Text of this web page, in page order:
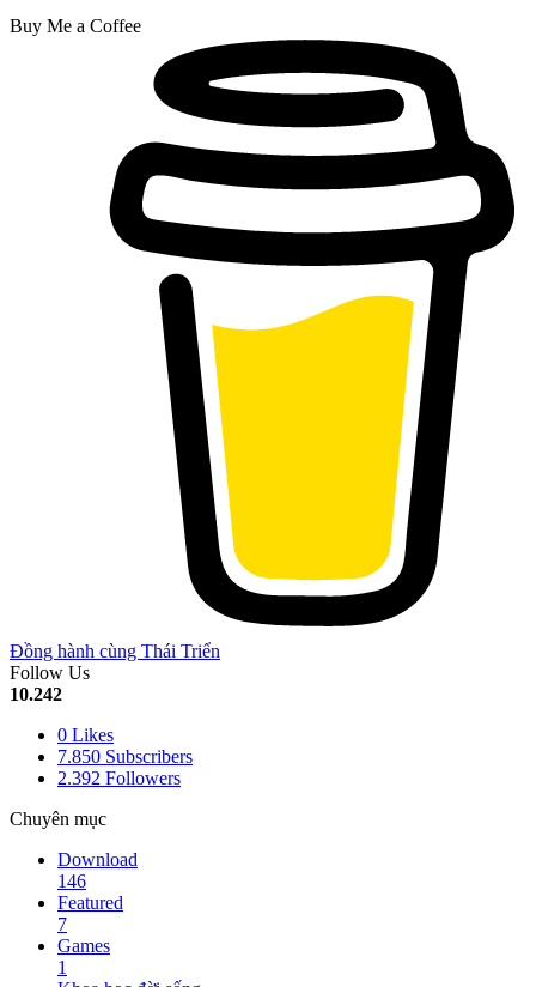
Buy Me a Coffee
Đồng hành cùng Thái Triển
Follow Us
10.242
0 Likes
7.850 Subscribers
2.392 Followers
Chuyên mục
Download
146
Featured
7
Games
1